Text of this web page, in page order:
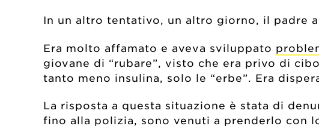
In un altro tentativo, un altro giorno, il padre
Era molto affamato e aveva sviluppato
giovane di “rubare”, visto che era privo di
tanto meno insulina, solo le “erbe”. Era
La risposta a questa situazione è stata di
fino alla polizia, sono venuti a prenderlo con